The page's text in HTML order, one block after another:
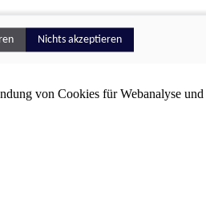
von Cookies für Webanalyse und
Nichts akzeptieren